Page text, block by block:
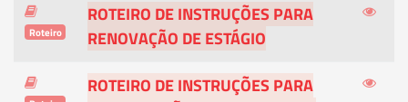
Roteiro
ROTEIRO DE INSTRUÇÕES PARA
RENOVAÇÃO DE ESTÁGIO
ROTEIRO DE INSTRUÇÕES PARA